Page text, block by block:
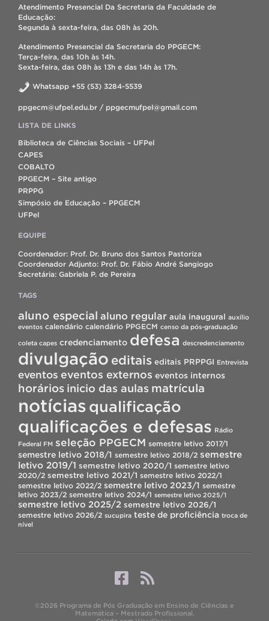
Atendimento Presencial Da Secretaria da Faculdade de
Educação:
Segunda à sexta-feira, das 08h às 20h.
Atendimento Presencial da Secretaria do PPGECM:
Terça-feira, das 10h às 14h.
Sexta-feira, das 08h às 13h e das 14h às 17h.
Whatsapp +55 (53) 3284-5539
ppgecm@ufpel.edu.br / ppgecmufpel@gmail.com
LISTA DE LINKS
Biblioteca de Ciências Sociais – UFPel
CAPES
COBALTO
PPGECM – Site antigo
PRPPG
Simpósio de Educação – PPGECM
UFPel
EQUIPE
Coordenador: Prof. Dr. Bruno dos Santos Pastoriza
Coordenador Adjunto: Prof. Dr. Fábio André Sangiogo
Secretária: Gabriela P. de Pereira
TAGS
aluno especial aluno regular aula inaugural auxílio
eventos calendário calendário PPGECM censo da pós-graduação
coleta capes credenciamento defesa descredenciamento
divulgação editais editais PRPPGI Entrevista
eventos eventos externos eventos internos
horários inicio das aulas matrícula
notícias qualificação
qualificações e defesas Rádio
Federal FM seleção PPGECM semestre letivo 2017/1
semestre letivo 2018/1 semestre letivo 2018/2 semestre
letivo 2019/1 semestre letivo 2020/1 semestre letivo
2020/2 semestre letivo 2021/1 semestre letivo 2022/1
semestre letivo 2022/2 semestre letivo 2023/1 semestre
letivo 2023/2 semestre letivo 2024/1 semestre letivo 2025/1
semestre letivo 2025/2 semestre letivo 2026/1
semestre letivo 2026/2 sucupira teste de proficiência troca de
nível
©2026 Programa de Pós Graduação em Ensino de Ciências e
Matemática – Mestrado Profissional.